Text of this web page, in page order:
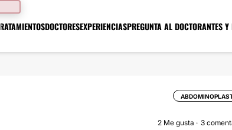
TRATAMIENTOSDOCTORESEXPERIENCIASPREGUNTA AL DOCTORANTES Y
2 Me gusta 3